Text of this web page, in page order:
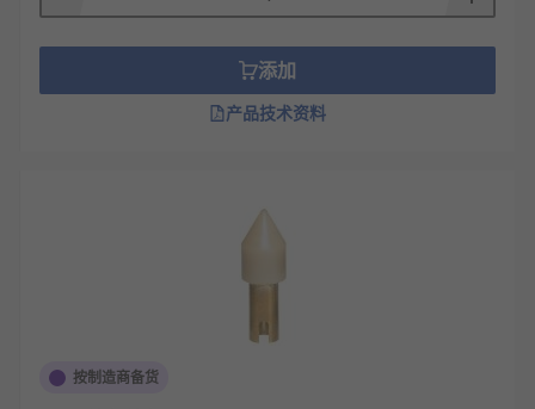
添加
产品技术资料
按制造商备货